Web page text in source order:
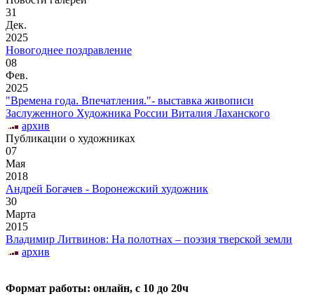
31
Дек.
2025
Новогоднее поздравление
08
Фев.
2025
"Времена года. Впечатления."- выставка живописи
Заслуженного Художника России Виталия Лаханского
архив
Публикации о художниках
07
Мая
2018
Андрей Богачев - Воронежский художник
30
Марта
2015
Владимир Литвинов: На полотнах – поэзия тверской земли
архив
Формат работы: онлайн, с 10 до 20ч